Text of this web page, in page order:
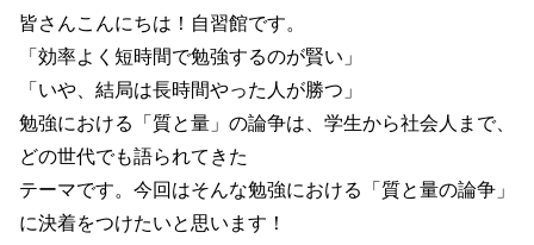
皆さんこんにちは！自習館です。
「効率よく短時間で勉強するのが賢い」
「いや、結局は長時間やった人が勝つ」
勉強における「質と量」の論争は、学生から社会人まで、
どの世代でも語られてきた
テーマです。今回はそんな勉強における「質と量の論争」
に決着をつけたいと思います！